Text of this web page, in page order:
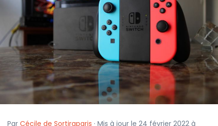
Par Cécile de Sortiraparis · Mis à jour le 24 février 2022 à